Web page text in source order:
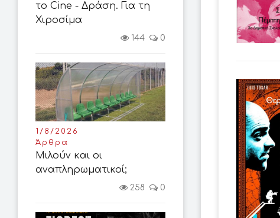
το Cine - Δράση. Για τη
Χιροσίμα
144 0
1/8/2026
Άρθρα
Μιλούν και οι
αναπληρωματικοί;
258 0